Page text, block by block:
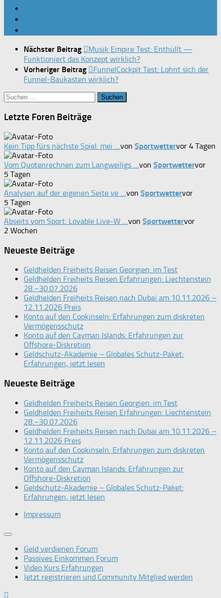
Nächster Beitrag
Musik Empire Test: Enthüllt —
Funktioniert das Konzept wirklich?
Vorheriger Beitrag
FunnelCockpit Test: Lohnt sich der
Funnel-Baukasten wirklich?
Suchen
nach:
Letzte Foren Beiträge
Kein Tipp fürs nächste Spiel: mei …von Sportwettervor 4 Tagen
Vom Quotenrechnen zum Langweiligs …von Sportwettervor
5 Tagen
Analysen auf der eigenen Seite ve …von Sportwettervor
5 Tagen
Abseits vom Sport: Lovable Live-W …von Sportwettervor
2 Wochen
Neueste Beiträge
Geldhelden Freiheits Reisen Georgien: im Test
Geldhelden Freiheits Reisen Erfahrungen: Liechtenstein
28.–30.07.2026
Geldhelden Freiheits Reisen nach Dubai am 10.11.2026 –
12.11.2026 Preis
Konto auf den Cookinseln: Erfahrungen zum diskreten
Vermögensschutz
Konto auf den Cayman Islands: Erfahrungen zur
Offshore-Diskretion
Geldschutz-Akademie – Globales Schutz-Paket:
Erfahrungen, jetzt lesen
Neueste Beiträge
Geldhelden Freiheits Reisen Georgien: im Test
Geldhelden Freiheits Reisen Erfahrungen: Liechtenstein
28.–30.07.2026
Geldhelden Freiheits Reisen nach Dubai am 10.11.2026 –
12.11.2026 Preis
Konto auf den Cookinseln: Erfahrungen zum diskreten
Vermögensschutz
Konto auf den Cayman Islands: Erfahrungen zur
Offshore-Diskretion
Geldschutz-Akademie – Globales Schutz-Paket:
Erfahrungen, jetzt lesen
Impressum
Geld verdienen Forum
Passives Einkommen Forum
Video Kurs Erfahrungen
Jetzt registrieren und Community Mitglied werden